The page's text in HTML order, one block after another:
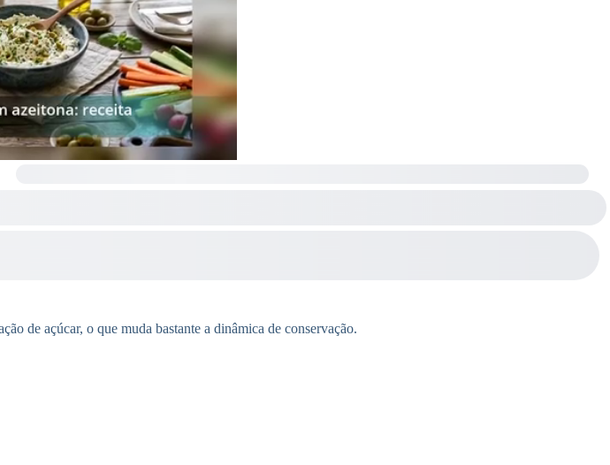
de açúcar, o que muda bastante a dinâmica de conservação.